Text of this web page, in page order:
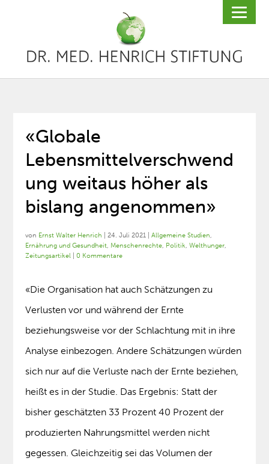
«Globale
Lebensmittelverschwend
ung weitaus höher als
bislang angenommen»
von Ernst Walter Henrich |24. Juli 2021 |Allgemeine Studien,
Ernährung und Gesundheit, Menschenrechte, Politik,Welthunger,
Zeitungsartikel |0 Kommentare
«Die Organisation hat auch Schätzungen zu
Verlusten vor und während der Ernte
beziehungsweise vor der Schlachtung mit in ihre
Analyse einbezogen. Andere Schätzungen würden
sich nur auf die Verluste nach der Ernte beziehen,
heißt es in der Studie. Das Ergebnis: Statt der
bisher geschätzten 33 Prozent 40 Prozent der
produzierten Nahrungsmittel werden nicht
gegessen. Gleichzeitig sei das Volumen der